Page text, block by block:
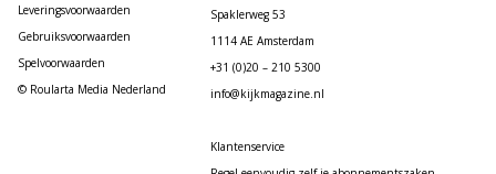
Leveringsvoorwaarden
Gebruiksvoorwaarden
Spelvoorwaarden
© Roularta Media Nederland
Spaklerweg 53
1114 AE Amsterdam
+31 (0)20 – 210 5300
info@kijkmagazine.nl
Klantenservice